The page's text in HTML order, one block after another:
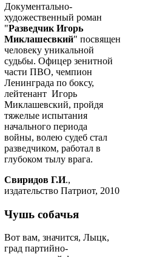
Документально-
художественный роман
"Разведчик Игорь
Миклашесвкий" посвящен
человеку уникальной
судьбы. Офицер зенитной
части ПВО, чемпион
Ленинграда по боксу,
лейтенант Игорь
Миклашевский, пройдя
тяжелые испытания
начального периода
войны, волею судеб стал
разведчиком, работал в
глубоком тылу врага.
Свиридов Г.И.,
издательство Патриот, 2010
Чушь собачья
Вот вам, значится, Лыцк,
град партийно-